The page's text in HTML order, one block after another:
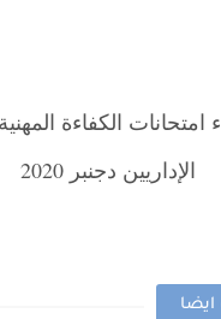
امتحانات الكفاءة
الإداريين دجنبر 2020